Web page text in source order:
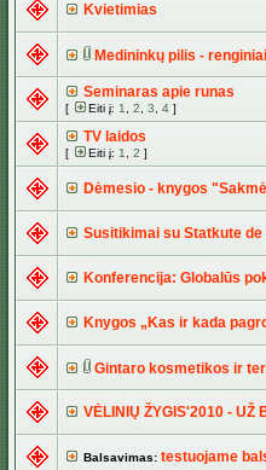
Kvietimias
Medininkų pilis - renginiai
Seminaras apie runas
[ Eiti į: 1 2 3 4 ]
TV laidos
[ Eiti į: 1 2 ]
Dėmesio - knygos
Susitikimai su Statkute
Konferencija: Globalūs
Knygos „Kas ir kada
Gintaro kosmetikos ir
VĖLINIŲ ŽYGIS'2010 - UŽ
Balsavimas: testuojame